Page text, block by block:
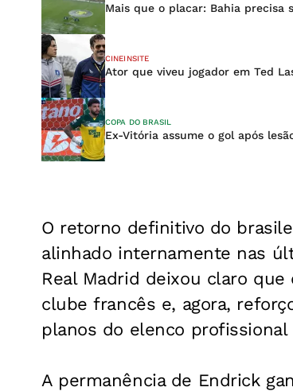
Mais que o placar: Bahia precisa
CINEINSITE
Ator que viveu jogador em Ted
COPA DO BRASIL
Ex-Vitória assume o gol após
O retorno definitivo do
alinhado internamente nas
Real Madrid deixou claro
clube francês e, agora,
planos do elenco
A permanência de Endrick